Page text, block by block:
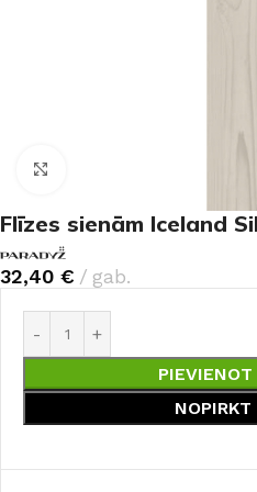
Flīzes sienām Iceland
32,40 € gab.
PIEVIENOT